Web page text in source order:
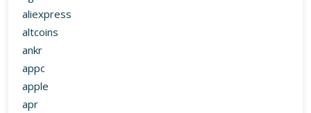
aliexpress
altcoins
ankr
appc
apple
apr